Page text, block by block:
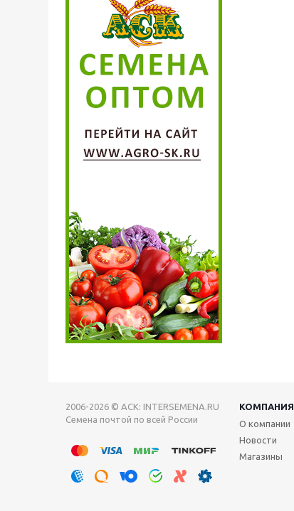
2006-2026 © АСК: INTERSEMENA.RU
Семена почтой по всей России
КОМПАНИЯ
О компании
Новости
Магазины